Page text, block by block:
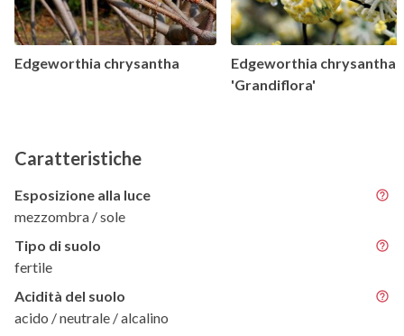
Edgeworthia chrysantha
Edgeworthia chrysantha
'Grandiflora'
Caratteristiche
Esposizione alla luce
mezzombra / sole
Tipo di suolo
fertile
Acidità del suolo
acido / neutrale / alcalino